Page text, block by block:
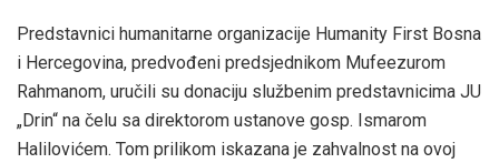
Predstavnici humanitarne organizacije Humanity First Bosna
i Hercegovina, predvođeni predsjednikom Mufeezurom
Rahmanom, uručili su donaciju službenim predstavnicima JU
„Drin“ na čelu sa direktorom ustanove gosp. Ismarom
Halilovićem. Tom prilikom iskazana je zahvalnost na ovoj